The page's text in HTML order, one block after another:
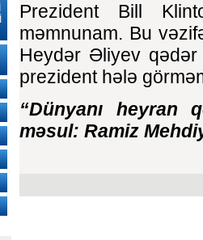
Prezident Bill
məmnunam. Bu
Heydər Əliyev
prezident hələ
“Dünyanı heyran
məsul: Ramiz